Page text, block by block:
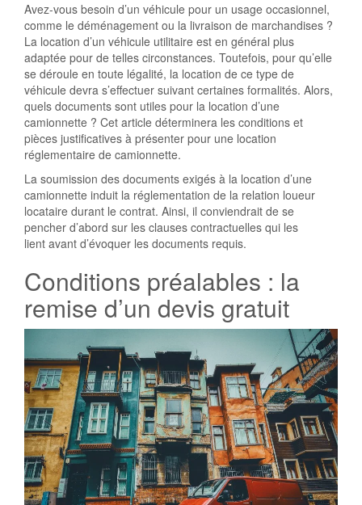
Avez-vous besoin d’un véhicule pour un usage occasionnel,
comme le déménagement ou la livraison de marchandises ?
La location d’un véhicule utilitaire est en général plus
adaptée pour de telles circonstances. Toutefois, pour qu’elle
se déroule en toute légalité, la location de ce type de
véhicule devra s’effectuer suivant certaines formalités. Alors,
quels documents sont utiles pour la location d’une
camionnette ? Cet article déterminera les conditions et
pièces justificatives à présenter pour une location
réglementaire de camionnette.
La soumission des documents exigés à la location d’une
camionnette induit la réglementation de la relation loueur
locataire durant le contrat. Ainsi, il conviendrait de se
pencher d’abord sur les clauses contractuelles qui les
lient avant d’évoquer les documents requis.
Conditions préalables : la
remise d’un devis gratuit